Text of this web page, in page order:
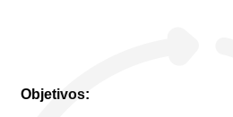
Objetivos: